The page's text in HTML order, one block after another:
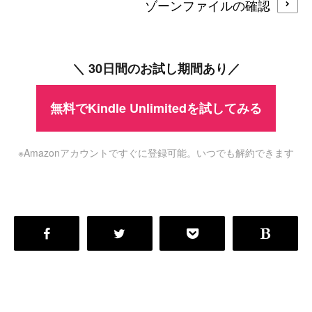
ゾーンファイルの確認
＼ 30日間のお試し期間あり／
無料でKindle Unlimitedを試してみる
※Amazonアカウントですぐに登録可能。いつでも解約できます